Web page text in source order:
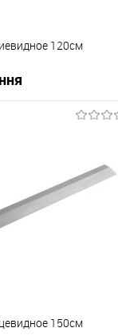
120см
До порівняння
Під замовлення
150см